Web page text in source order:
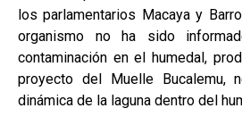
los parlamentarios Macaya y
organismo no ha sido
contaminación en el humedal,
proyecto del Muelle Bucalemu,
dinámica de la laguna dentro del